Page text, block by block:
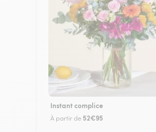
Instant complice
À partir de 52€95